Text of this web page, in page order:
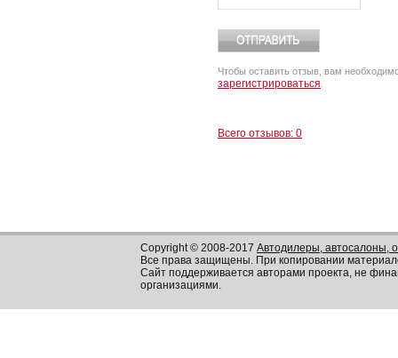
Чтобы оставить отзыв, вам
зарегистрироваться
Всего отзывов: 0
Copyright © 2008-2017 Автодилеры, автосалоны,
Все права защищены. При копировании
Сайт поддерживается авторами проекта, не
организациями.